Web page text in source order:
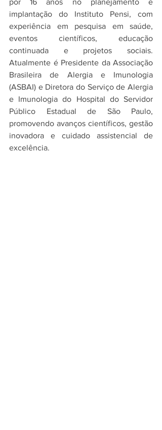
por 16 anos no planejamento e
implantação do Instituto Pensi, com
experiência em pesquisa em saúde,
eventos científicos, educação
continuada e projetos sociais.
Atualmente é Presidente da Associação
Brasileira de Alergia e Imunologia
(ASBAI) e Diretora do Serviço de Alergia
e Imunologia do Hospital do Servidor
Público Estadual de São Paulo,
promovendo avanços científicos, gestão
inovadora e cuidado assistencial de
excelência.